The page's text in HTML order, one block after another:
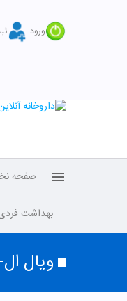
ورود
صفحه
بهداشت
ویال